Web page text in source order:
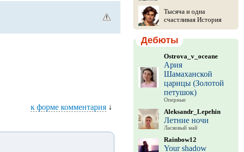
к форме комментария ↓
Тысяча и одна
счастливая История
Дебюты
Ostrova_v_oceane
Ария
Шамаханской
царицы (Золотой
петушок)
Оперные
Aleksandr_Lepehin
Летние ночи
Ласковый май
Rainbow12
Your shadow